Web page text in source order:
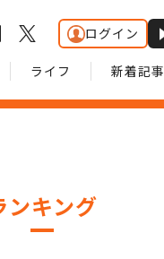
ログイン
ライフ 新着記事
ンキング